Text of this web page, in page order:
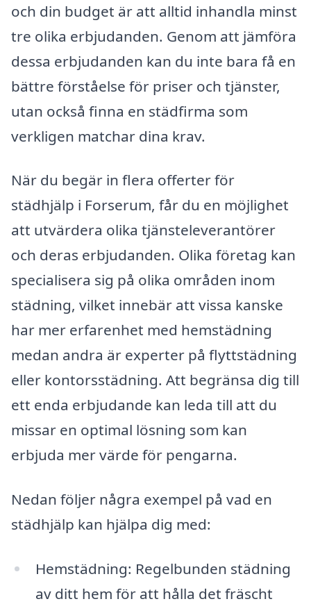
och din budget är att alltid inhandla minst
tre olika erbjudanden. Genom att jämföra
dessa erbjudanden kan du inte bara få en
bättre förståelse för priser och tjänster,
utan också finna en städfirma som
verkligen matchar dina krav.
När du begär in flera offerter för
städhjälp i Forserum, får du en möjlighet
att utvärdera olika tjänsteleverantörer
och deras erbjudanden. Olika företag kan
specialisera sig på olika områden inom
städning, vilket innebär att vissa kanske
har mer erfarenhet med hemstädning
medan andra är experter på flyttstädning
eller kontorsstädning. Att begränsa dig till
ett enda erbjudande kan leda till att du
missar en optimal lösning som kan
erbjuda mer värde för pengarna.
Nedan följer några exempel på vad en
städhjälp kan hjälpa dig med:
Hemstädning: Regelbunden städning
av ditt hem för att hålla det fräscht